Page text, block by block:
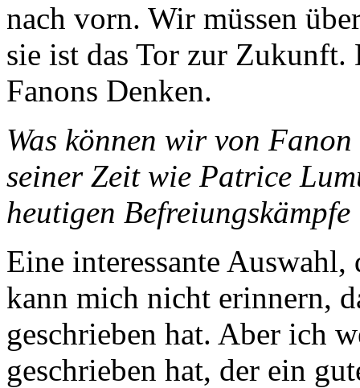
nach vorn. Wir müssen
sie ist das Tor zur
Fanons Denken.
Was können wir von
seiner Zeit wie Patrice
heutigen
Eine interessante
kann mich nicht erinnern,
geschrieben hat. Aber ich
geschrieben hat, der ein